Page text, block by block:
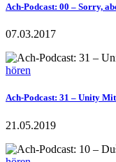
Ach-Podcast: 00 – Sorry,
07.03.2017
hören
Ach-Podcast: 31 – Unity
21.05.2019